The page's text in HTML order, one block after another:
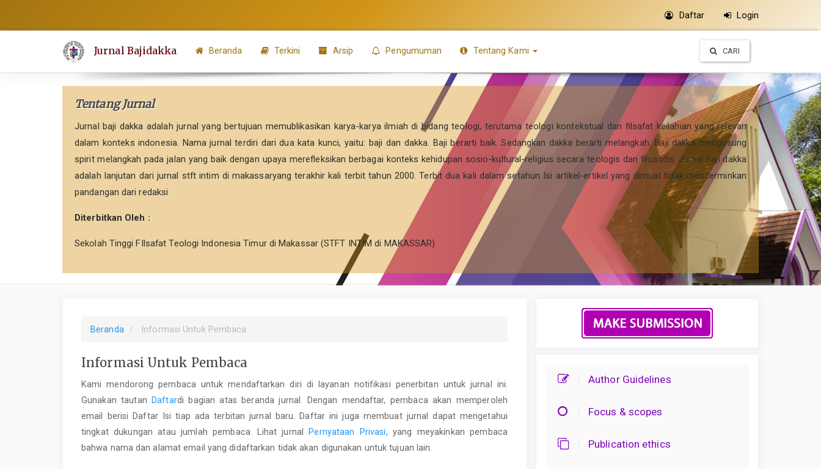
Daftar Login
Jurnal Bajidakka Beranda Terkini Arsip Pengumuman Tentang Kami CARI
Tentang Jurnal
Jurnal baji dakka adalah jurnal yang bertujuan memublikasikan karya-karya ilmiah di bidang teologi, terutama teologi kontekstual dan filsafat keilahian yang relevan
dalam konteks indonesia. Nama jurnal terdiri dari dua kata kunci, yaitu: baji dan dakka. Baji berarti baik. Sedangkan dakka berarti melangkah. Baji dakka mengusung
spirit melangkah pada jalan yang baik dengan upaya merefleksikan berbagai konteks kehidupan sosio-kultural-religius secara teologis dan filosofis. Jurnal baji dakka
adalah lanjutan dari jurnal stft intim di makassaryang terakhir kali terbit tahun 2000. Terbit dua kali dalam setahun Isi artikel-ertikel yang dimuat tidak mencerminkan
pandangan dari redaksi
Diterbitkan Oleh :
Sekolah Tinggi FIlsafat Teologi Indonesia Timur di Makassar (STFT INTIM di MAKASSAR)
Beranda Informasi Untuk Pembaca
Informasi Untuk Pembaca
Kami mendorong pembaca untuk mendaftarkan diri di layanan notifikasi penerbitan untuk jurnal ini.
Gunakan tautan
Daftardi bagian atas beranda jurnal. Dengan mendaftar, pembaca akan memperoleh
email berisi Daftar Isi tiap ada terbitan jurnal baru. Daftar ini juga membuat jurnal dapat mengetahui
tingkat dukungan atau jumlah pembaca. Lihat jurnal
Pernyataan Privasi, yang meyakinkan pembaca
bahwa nama dan alamat email yang didaftarkan tidak akan digunakan untuk tujuan lain.
Author Guidelines
Focus & scopes
Publication ethics